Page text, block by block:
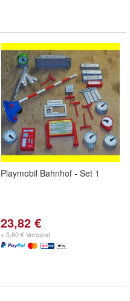
Playmobil Bahnhof - Set 1
23,82 €
+ 5,60 € Versand